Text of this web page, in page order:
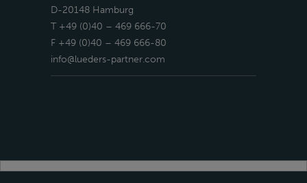
D-20148 Hamburg
T +49 (0)40 – 469 666-70
F +49 (0)40 – 469 666-80
info@lueders-partner.com